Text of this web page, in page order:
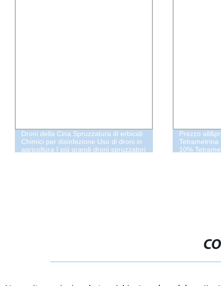
Droni della Cina Spruzzatura di erbicidi
Chimici per disinfezione Uso di droni in
agricoltura I più grandi droni spruzzatori
Prezzo
Tetrametrina
10%